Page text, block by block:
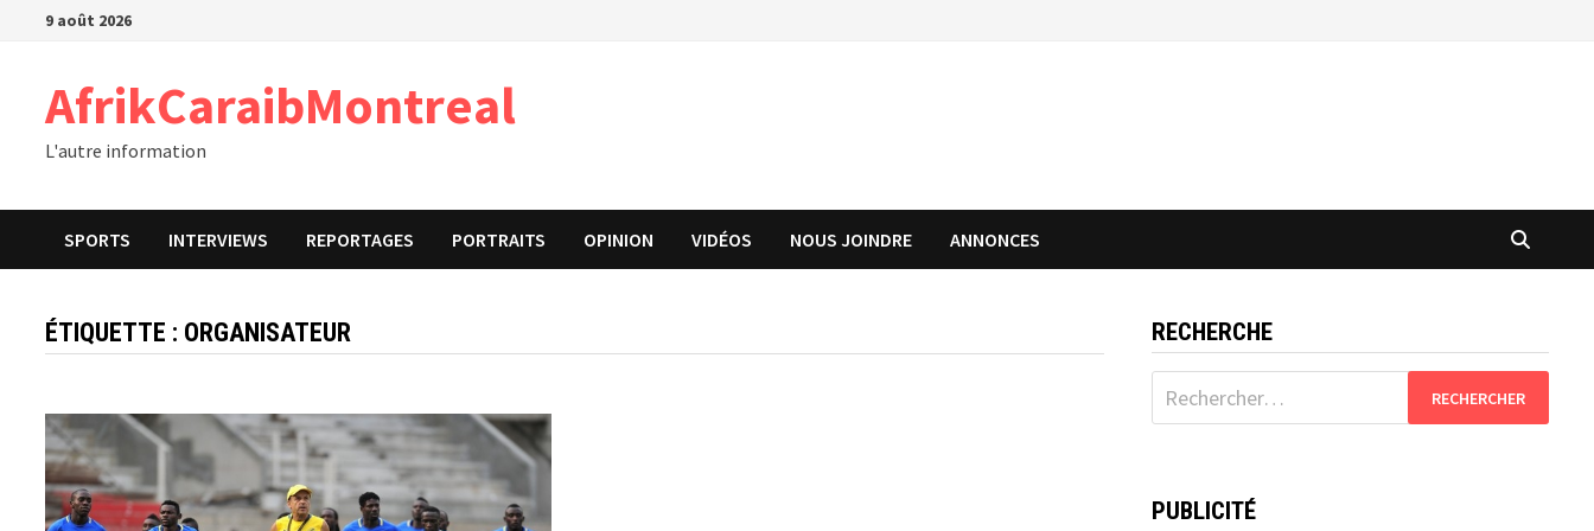
Passer9 août 2026
AfrikCaraibMontreal
L'autre information
SPORTS INTERVIEWS REPORTAGES PORTRAITS OPINION VIDÉOS NOUS JOINDRE ANNONCES
ÉTIQUETTE : ORGANISATEUR RECHERCHE
Rechercher :
PUBLICITÉ